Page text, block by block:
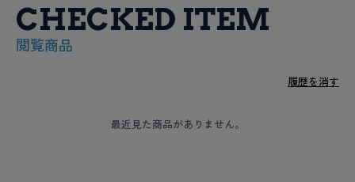
CHECKED ITEM
閲覧商品
履歴を消す
最近見た商品がありません。